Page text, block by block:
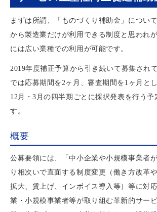
まずは所謂、「ものづくり補助金」につい
から製造業だけが利用できる制度と思われ
には広い業種での利用が可能です。
2019年度補正予算から引き続いて募集され
では応募期間を2ヶ月、審査期間を1ヶ月と
12月・3月の四半期ごとに採択発表を行う予
す。
概要
公募要領には、「中小企業や小規模事業者
り相次いで直面する制度変更（働き方改革
拡大、賃上げ、インボイス導入等）等に対
業・小規模事業者等が取り組む革新的サー